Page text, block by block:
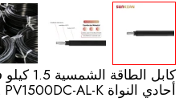
كابل
أحادي النواة 2PfG 2642 PV1500DC-AL-K